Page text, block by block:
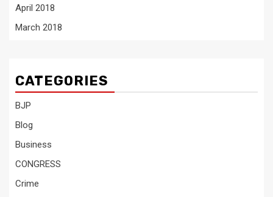
April 2018
March 2018
CATEGORIES
BJP
Blog
Business
CONGRESS
Crime